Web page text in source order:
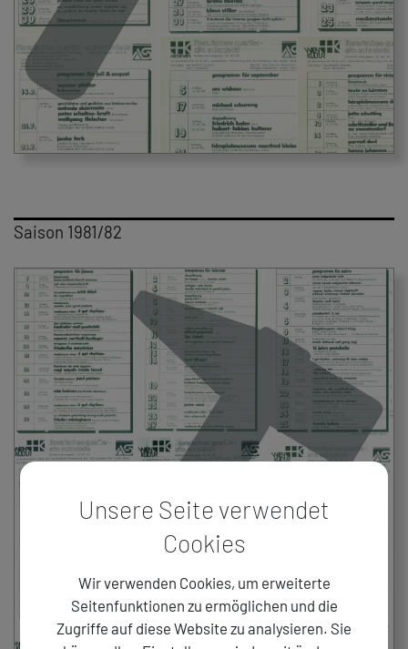
Saison 1981/82
Unsere Seite verwendet
Cookies
Wir verwenden Cookies, um erweiterte
Seitenfunktionen zu ermöglichen und die
Zugriffe auf diese Website zu analysieren. Sie